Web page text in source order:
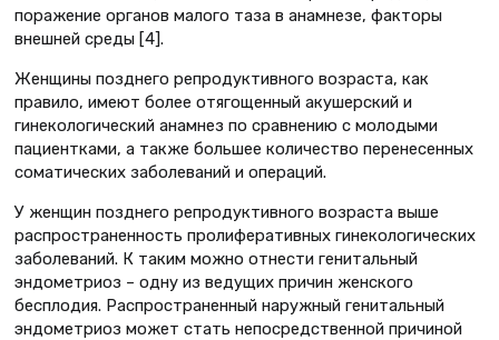
поражение органов малого таза в анамнезе, факторы
внешней среды [4].
Женщины позднего репродуктивного возраста, как
правило, имеют более отягощенный акушерский и
гинекологический анамнез по сравнению с молодыми
пациентками, а также большее количество перенесенных
соматических заболеваний и операций.
У женщин позднего репродуктивного возраста выше
распространенность пролиферативных гинекологических
заболеваний. К таким можно отнести генитальный
эндометриоз – одну из ведущих причин женского
бесплодия. Распространенный наружный генитальный
эндометриоз может стать непосредственной причиной